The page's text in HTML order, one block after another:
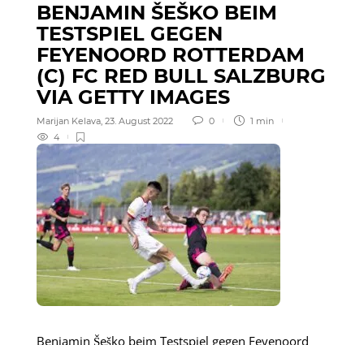
BENJAMIN ŠEŠKO BEIM
TESTSPIEL GEGEN
FEYENOORD ROTTERDAM
(C) FC RED BULL SALZBURG
VIA GETTY IMAGES
Marijan Kelava, 23. August 2022 0
1 min
4
Benjamin Šeško beim Testspiel gegen Feyenoord